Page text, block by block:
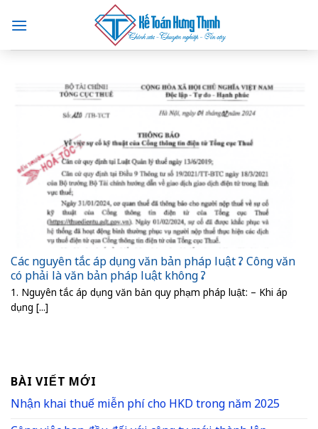
content
Các nguyên tắc áp dụng văn bản pháp luật ? Công văn
có phải là văn bản pháp luật không ?
1. Nguyên tắc áp dụng văn bản quy phạm pháp luật: – Khi áp
dụng [...]
BÀI VIẾT MỚI
Nhận khai thuế miễn phí cho HKD trong năm 2025